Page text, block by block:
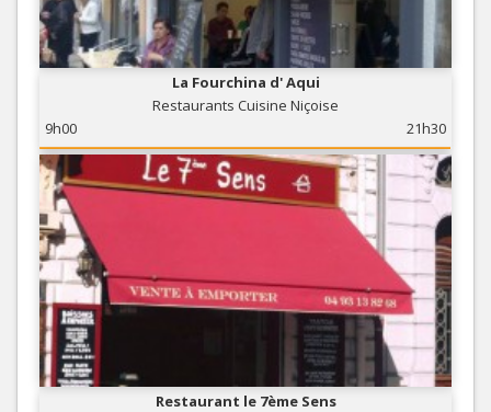
La Fourchina d' Aqui
Restaurants Cuisine Niçoise
9h00
21h30
Restaurant le 7ème Sens